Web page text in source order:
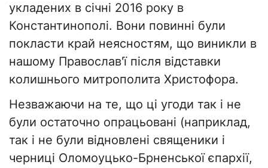
укладених в січні 2016 року в
Константинополі. Вони повинні були
покласти край неясностям, що виникли в
нашому Православ'ї після відставки
колишнього митрополита Христофора.
Незважаючи на те, що ці угоди так і не
були остаточно опрацьовані (наприклад,
так і не були відновлені священики і
черниці Оломоуцько-Брненської єпархії,